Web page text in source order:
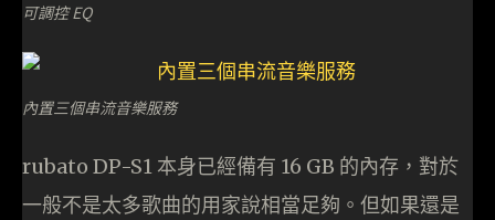
可調控 EQ
內置三個串流音樂服務
rubato DP-S1 本身已經備有 16 GB 的內存，對於
一般不是太多歌曲的用家說相當足夠。但如果還是